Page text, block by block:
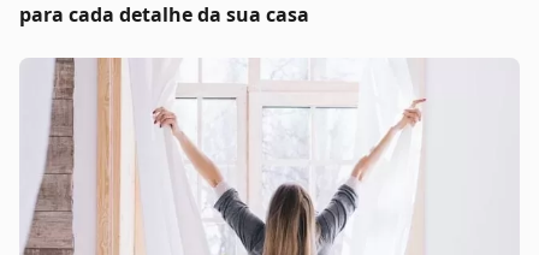
para cada detalhe da sua casa